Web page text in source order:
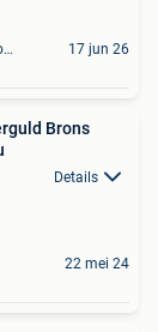
Houthalen+ Deel Van Zonhoven En Zolder 17 jun 26
Brons
Details
22 mei 24